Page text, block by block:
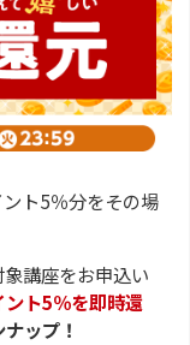
ト5％分をその場
講座をお申込い
ント5％を即時還
ップ！